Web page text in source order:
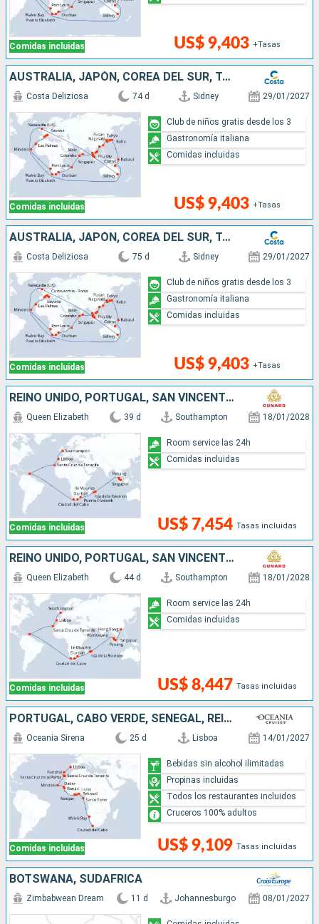
Comidas incluidas US$ 9,403 +Tasas
AUSTRALIA, JAPÓN, COREA DEL SUR, TAIWÁN, CHINA, VIETNAM, SINGAPUR, MALASIA, SRI LANKA, MALDIVAS, MAURICIO, SUDÁFRICA, NAMIBIA, CABO VERDE, CANARIAS
Comidas incluidas
Costa Deliziosa 74 d Sidney 29/01/2027
US$ 9,403 +Tasas
Club de niños gratis desde los 3
Gastronomía italiana
Comidas incluidas
AUSTRALIA, JAPÓN, COREA DEL SUR, TAIWÁN, CHINA, VIETNAM, SINGAPUR, MALASIA, SRI LANKA, MALDIVAS, MAURICIO, SUDÁFRICA, NAMIBIA, CABO VERDE, ITALIA
Comidas incluidas
Costa Deliziosa 75 d Sidney 29/01/2027
US$ 9,403 +Tasas
Club de niños gratis desde los 3
Gastronomía italiana
Comidas incluidas
REINO UNIDO, PORTUGAL, SAN VINCENT Y LAS GRANADINAS, SUDAFRICA, MAURICE, MALASIA, SINGAPUR
Comidas incluidas
Queen Elizabeth 39 d Southampton 18/01/2028
US$ 7,454 Tasas incluidas
Room service las 24h
Comidas incluidas
REINO UNIDO, PORTUGAL, SAN VINCENT Y LAS GRANADINAS, SUDAFRICA, MAURICE, MALASIA, SINGAPUR, CHINA
Comidas incluidas
Queen Elizabeth 44 d Southampton 18/01/2028
US$ 8,447 Tasas incluidas
Room service las 24h
Comidas incluidas
PORTUGAL, CABO VERDE, SENEGAL, REINO UNIDO, COSTA DE MARFIL, GHANA, TOGO, SAO TOMÉ ET PRINCIPE, NAMIBIA, SUDAFRICA
Comidas incluidas
Oceania Sirena 25 d Lisboa 14/01/2027
US$ 9,109 Tasas incluidas
Bebidas sin alcohol ilimitadas
Propinas incluidas
Todos los restaurantes incluidos
Cruceros 100% adultos
BOTSWANA, SUDAFRICA
Zimbabwean Dream 11 d Johannesburgo 08/01/2027